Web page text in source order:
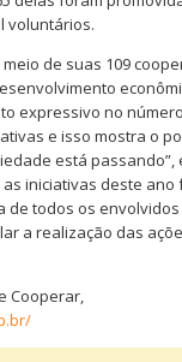
voluntários.
de suas 109
expressivo no
e isso mostra o
está passando”,
iniciativas deste
todos os
a realização das
Cooperar,